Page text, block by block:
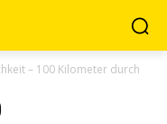
– 100 Kilometer durch